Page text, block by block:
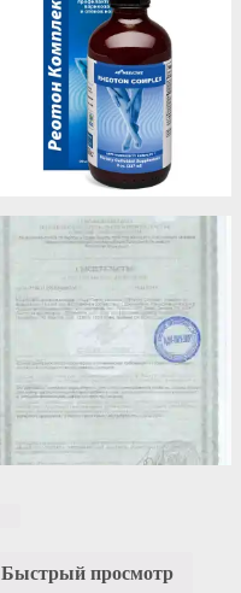
Быстрый просмотр